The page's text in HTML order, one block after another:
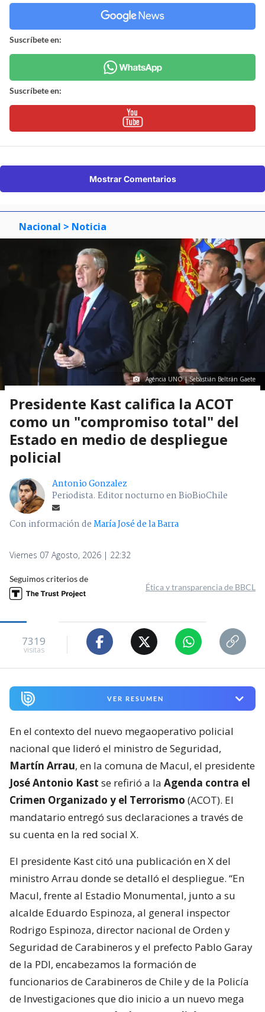
Suscríbete en:
Suscríbete en:
Mostrar Comentarios
Nacional > Noticia
Agencia UNO | Sebastián Beltrán Gaete
Presidente Kast califica la ACOT
como un "compromiso total" del
Estado en medio de despliegue
policial
Antonio Gonzalez
Periodista. Editor nocturno en BioBioChile
Con información deMaría José de la Barra
Viernes 07 Agosto, 2026 | 22:32
Seguimos criterios de
Ética y transparencia de BBCL
7319
visitas
VER RESUMEN
En el contexto del nuevo megaoperativo policial
nacional que lideró el ministro de Seguridad,
Martín Arrau, en la comuna de Macul, el presidente
José Antonio Kast se refirió a la Agenda contra el
Crimen Organizado y el Terrorismo (ACOT). El
mandatario entregó sus declaraciones a través de
su cuenta en la red social X.
El presidente Kast citó una publicación en X del
ministro Arrau donde se detalló el despliegue. “En
Macul, frente al Estadio Monumental, junto a su
alcalde Eduardo Espinoza, al general inspector
Rodrigo Espinoza, director nacional de Orden y
Seguridad de Carabineros y el prefecto Pablo Garay
de la PDI, encabezamos la formación de
funcionarios de Carabineros de Chile y de la Policía
de Investigaciones que dio inicio a un nuevo mega